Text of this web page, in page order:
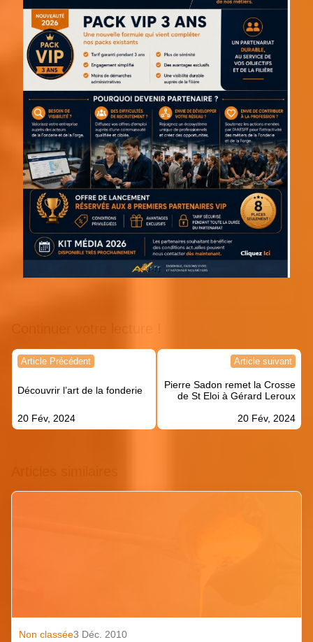
Navigation
l’article
Article Précédent
Découvrir l’art de la fonderie
20 Fév, 2024
Article suivant
Pierre Sadon remet la Crosse
de St Eloi à Gérard Leroux
20 Fév, 2024
Non classée3 Déc. 2010